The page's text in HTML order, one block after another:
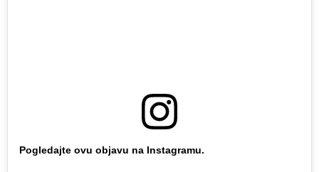
Pogledajte ovu objavu na Instagramu.